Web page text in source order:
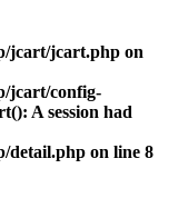
jcart/jcart.php on
jcart/config-
A session had
detail.php on line 8